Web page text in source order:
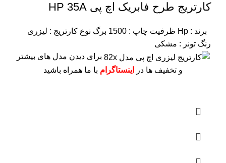
کارتریج طرح فابریک اچ پی HP 35A
برند : Hp ظرفیت چاپ : 1500 برگ
نوع کارتریج : لیزری
رنگ تونر : مشکی
برای دیدن مدل های بیشتر
و تخفیف ها در
اینستاگرام با ما همراه باشید